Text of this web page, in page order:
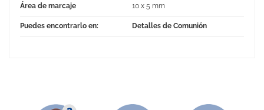
Área de marcaje 10 x 5 mm
Puedes encontrarlo en: Detalles de Comunión